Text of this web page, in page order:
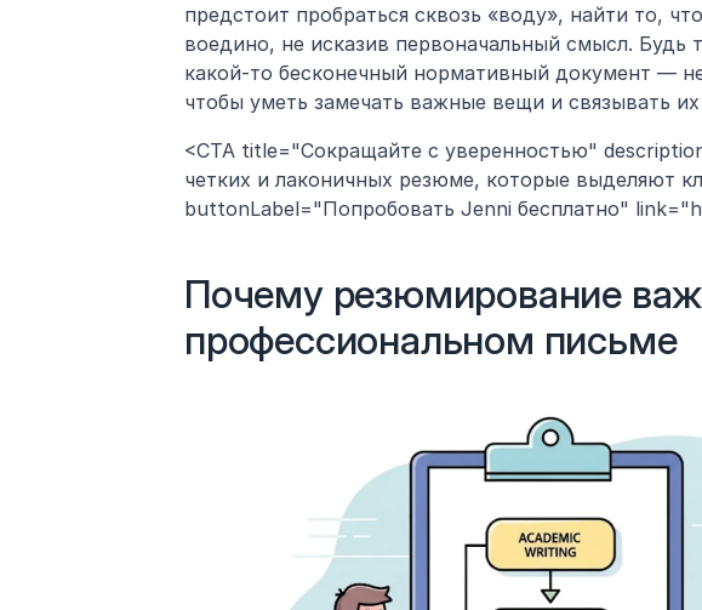
предстоит пробраться сквозь «воду», найти то,
воедино, не исказив первоначальный смысл. Будь
какой-то бесконечный нормативный документ —
чтобы уметь замечать важные вещи и связывать
<CTA title="Сокращайте с уверенностью"
четких и лаконичных резюме, которые выделяют
buttonLabel="Попробовать Jenni бесплатно"
Почему резюмирование
профессиональном письме